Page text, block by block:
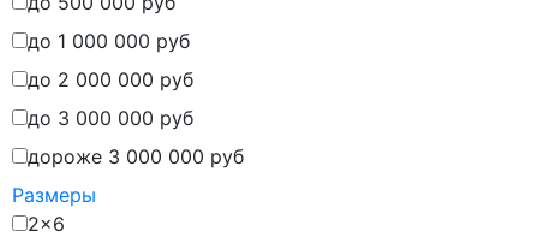
до 1 000 000 руб
до 2 000 000 руб
до 3 000 000 руб
дороже 3 000 000 руб
Размеры
2x6